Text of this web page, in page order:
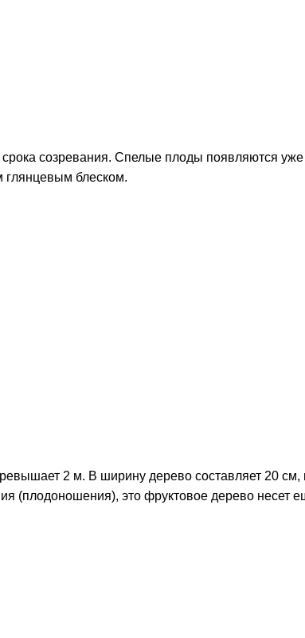
созревания. Спелые плоды появляются
глянцевым блеском.
2 м. В ширину дерево составляет 20
(плодоношения), это фруктовое дерево несет